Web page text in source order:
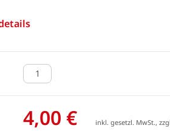
4,00 € inkl. gesetzl. MwSt.,